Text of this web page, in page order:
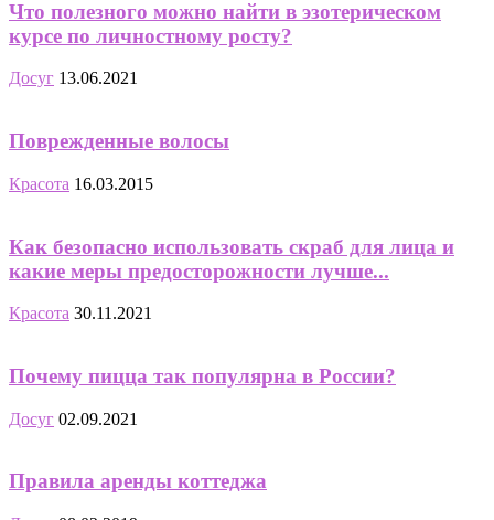
Что полезного можно найти в эзотерическом
курсе по личностному росту?
Досуг 13.06.2021
Поврежденные волосы
Красота 16.03.2015
Как безопасно использовать скраб для лица и
какие меры предосторожности лучше...
Красота 30.11.2021
Почему пицца так популярна в России?
Досуг 02.09.2021
Правила аренды коттеджа